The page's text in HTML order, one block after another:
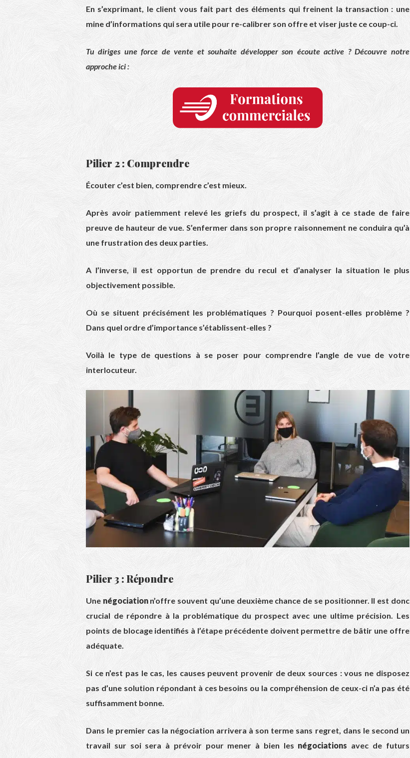
En s’exprimant, le client vous fait part des éléments qui freinent la transaction : une
mine d’informations qui sera utile pour re-calibrer son offre et viser juste ce coup-ci.
Tu diriges une force de vente et souhaite développer son écoute active ? Découvre notre
approche ici :
Pilier 2 : Comprendre
Écouter c’est bien, comprendre c’est mieux.
Après avoir patiemment relevé les griefs du prospect, il s’agit à ce stade de faire
preuve de hauteur de vue. S’enfermer dans son propre raisonnement ne conduira qu’à
une frustration des deux parties.
A l’inverse, il est opportun de prendre du recul et d’analyser la situation le plus
objectivement possible.
Où se situent précisément les problématiques ? Pourquoi posent-elles problème ?
Dans quel ordre d’importance s’établissent-elles ?
Voilà le type de questions à se poser pour comprendre l’angle de vue de votre
interlocuteur.
Pilier 3 : Répondre
Une négociation n’offre souvent qu’une deuxième chance de se positionner. Il est donc
crucial de répondre à la problématique du prospect avec une ultime précision. Les
points de blocage identifiés à l’étape précédente doivent permettre de bâtir une offre
adéquate.
Si ce n’est pas le cas, les causes peuvent provenir de deux sources : vous ne disposez
pas d’une solution répondant à ces besoins ou la compréhension de ceux-ci n’a pas été
suffisamment bonne.
Dans le premier cas la négociation arrivera à son terme sans regret, dans le second un
travail sur soi sera à prévoir pour mener à bien les négociations avec de futurs